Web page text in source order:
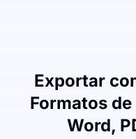
Exportar
Formatos
Word,